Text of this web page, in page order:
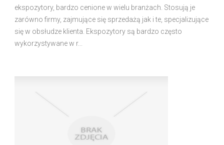
ekspozytory, bardzo cenione w wielu branżach. Stosują je
zarówno firmy, zajmujące się sprzedażą jak i te, specjalizujące
się w obsłudze klienta. Ekspozytory są bardzo często
wykorzystywane w r...